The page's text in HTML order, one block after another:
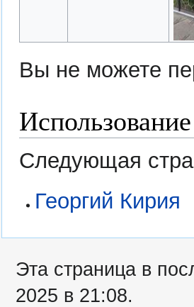
Вы не можете
Следующая
Георгий Кирия
Эта страница в
2025 в 21:08.